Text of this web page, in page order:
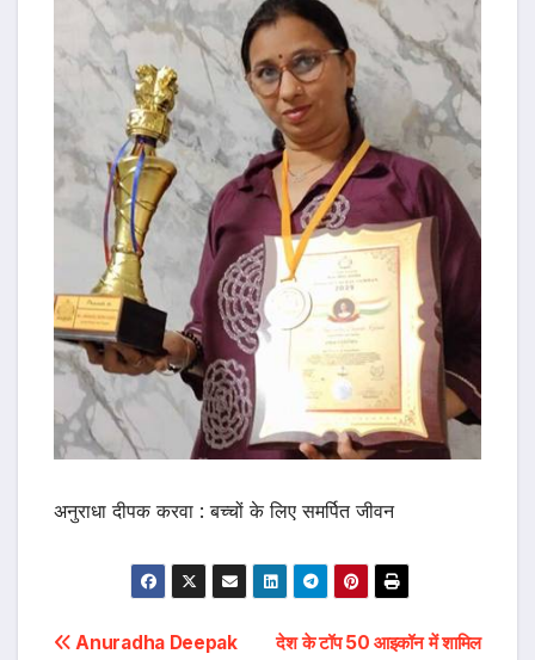
अनुराधा दीपक करवा : बच्चों के लिए समर्पित जीवन
देश के टॉप 50 आइकॉन में शामिल
Anuradha Deepak